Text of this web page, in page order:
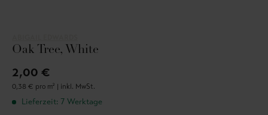
Oak Tree, White
2,00 €
0,38 € pro m² | inkl. MwSt.
Lieferzeit: 7 Werktage